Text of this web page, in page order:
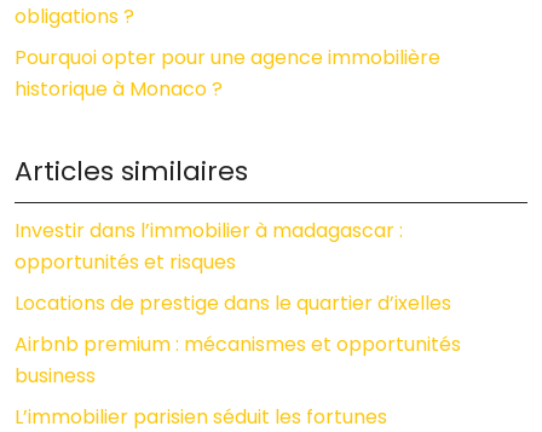
obligations ?
Pourquoi opter pour une agence immobilière
historique à Monaco ?
Articles similaires
Investir dans l’immobilier à madagascar :
opportunités et risques
Locations de prestige dans le quartier d’ixelles
Airbnb premium : mécanismes et opportunités
business
L’immobilier parisien séduit les fortunes